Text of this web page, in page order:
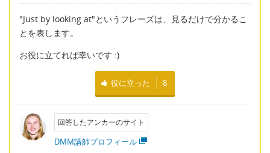
"Just by looking at"というフレーズは、見るだけで分かるこ
とを表します。
お役に立てれば幸いです :)
役に立った 8
回答したアンカーのサイト
DMM講師プロフィール